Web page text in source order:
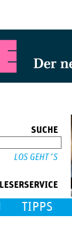
SUCHE
LESERSERVICE
TIPPS